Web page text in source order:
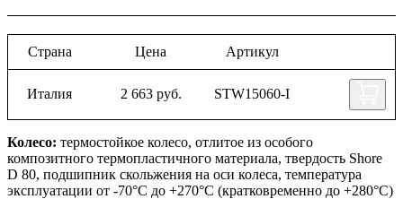
Колесо: термостойкое колесо, отлитое из особого
композитного термопластичного материала, твердость Shore
D 80, подшипник скольжения на оси колеса, температура
эксплуатации от -70°С до +270°С (кратковременно до +280°С)
Страна Цена Артикул
Италия 2 663 руб. STW15060-I